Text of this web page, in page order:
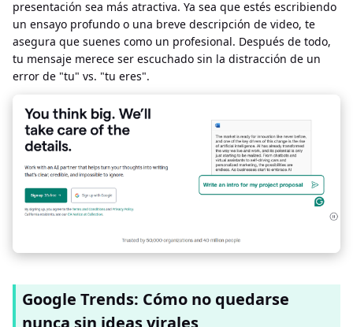
presentación sea más atractiva. Ya sea que estés escribiendo
un ensayo profundo o una breve descripción de video, te
asegura que suenes como un profesional. Después de todo,
tu mensaje merece ser escuchado sin la distracción de un
error de "tu" vs. "tu eres".
Google Trends: Cómo no quedarse
nunca sin ideas virales